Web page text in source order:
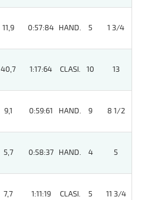
11,9 0:57:84 HAND. 5 1 3/4
40,7 1:17:64 CLASI. 10 13
9,1 0:59:61 HAND. 9 8 1/2
5,7 0:58:37 HAND. 4 5
7,7 1:11:19 CLASI. 5 11 3/4